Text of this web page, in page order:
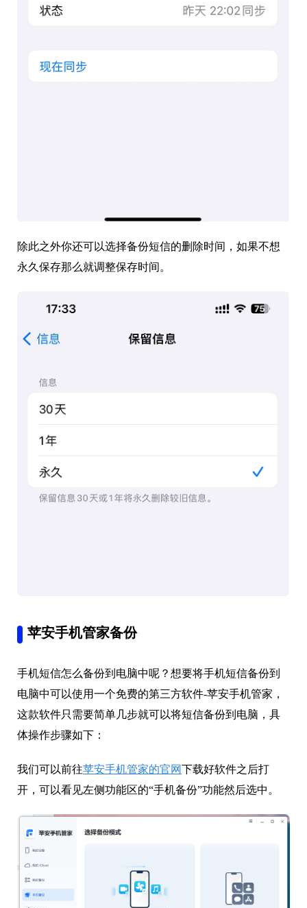
除此之外你还可以选择备份短信的删除时间，如果不想
永久保存那么就调整保存时间。
苹安手机管家备份
手机短信怎么备份到电脑中呢？想要将手机短信备份到
电脑中可以使用一个免费的第三方软件-苹安手机管家，
这款软件只需要简单几步就可以将短信备份到电脑，具
体操作步骤如下：
我们可以前往苹安手机管家的官网下载好软件之后打
开，可以看见左侧功能区的“手机备份”功能然后选中。